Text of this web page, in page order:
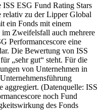
ISS ESG Fund Rating Stars
relativ zu der Lipper Global
ein Fonds mit einem
Zweifelsfall auch mehrere
Performancescore eine
Die Bewertung von ISS
„sehr gut“ steht. Für die
von Unternehmen in
aggregiert. (Datenquelle: ISS
noch Fund
des Fonds